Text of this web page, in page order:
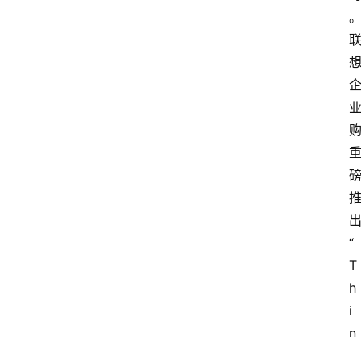
。
联
想
企
业
购
重
磅
推
出
“
T
h
i
n